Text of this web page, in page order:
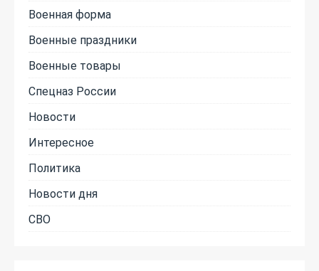
Военная форма
Военные праздники
Военные товары
Спецназ России
Новости
Интересное
Политика
Новости дня
СВО